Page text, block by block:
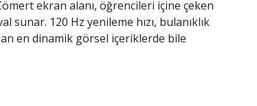
ekran alanı, öğrencileri içine çeken
120 Hz yenileme hızı, bulanıklık
en dinamik görsel içeriklerde bile